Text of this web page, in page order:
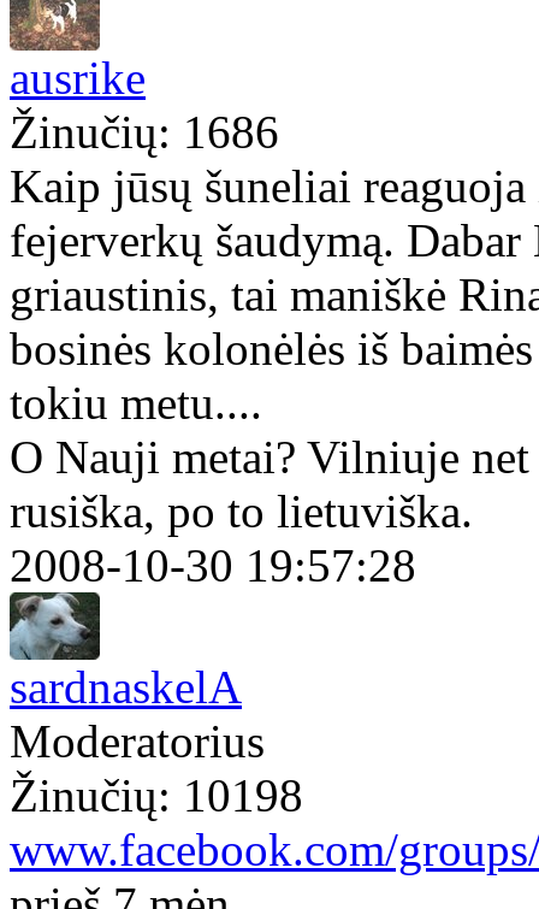
ausrike
Žinučių: 1686
Kaip jūsų šuneliai
fejerverkų šaudymą.
griaustinis, tai maniškė
bosinės kolonėlės iš
tokiu metu....
O Nauji metai? Vilniuje
rusiška, po to lietuviška.
2008-10-30 19:57:28
sardnaskelA
Moderatorius
Žinučių: 10198
www.facebook.com/